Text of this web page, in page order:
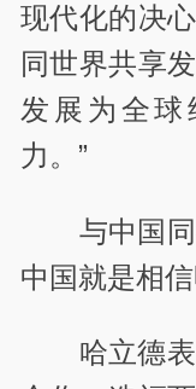
现代化的决
同世界共享
发展为全球
力。”
与中国
中国就是相信
哈立德